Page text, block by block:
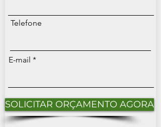
Telefone
E-mail
SOLICITAR ORÇAMENTO AGORA